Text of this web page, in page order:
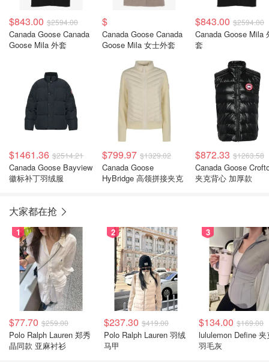
$843.00 $2594.00
Canada Goose Canada
Goose Mila 外套
$
Canada Goose Canada
Goose Mila 女士外套
$843.00 $2594.00
Canada Goose Mila
套
$1461.36 $2514.21
Canada Goose Bayview
徽标补丁羽绒服
$799.97 $1329.02
Canada Goose
HyBridge 高领拼接夹克
$872.33 $1263.58
Canada Goose
夹克背心 加厚款
大家都在抢
1
$77.70 $259.00
Polo Ralph Lauren 郑秀
晶同款 亚麻衬衫
2
$237.30 $419.00
Polo Ralph Lauren 羽绒
马甲
3
$134.00 $169.00
lululemon Define 夹
羽毛灰